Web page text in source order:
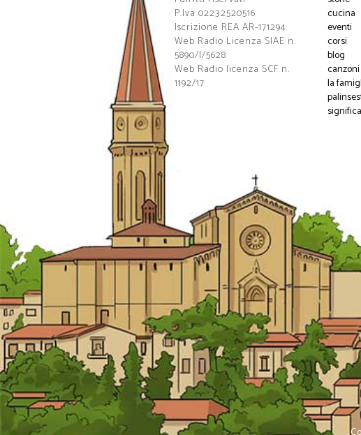
P.Iva 02232520516
Iscrizione REA AR-171294
Web Radio Licenza SIAE n.
5890/I/5628
Web Radio licenza SCF n.
1192/17
cucina
eventi
corsi
blog
canzoni
la